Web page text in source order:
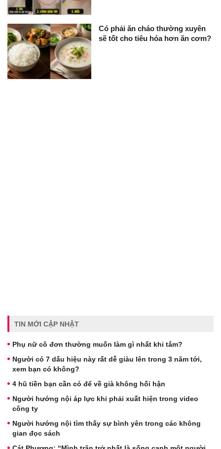
Có phải ăn cháo thường xuyên
sẽ tốt cho tiêu hóa hơn ăn cơm?
TIN MỚI CẬP NHẬT
Phụ nữ cô đơn thường muốn làm gì nhất khi tắm?
Người có 7 dấu hiệu này rất dễ giàu lên trong 3 năm tới,
xem bạn có không?
4 hũ tiền bạn cần có để về già không hối hận
Người hướng nội áp lực khi phải xuất hiện trong video
công ty
Người hướng nội tìm thấy sự bình yên trong các không
gian đọc sách